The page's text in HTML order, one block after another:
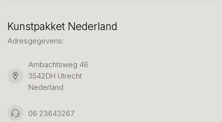
Kunstpakket Nederland
Adresgegevens:
Ambachtsweg 46
3542DH Utrecht
Nederland
06 23643267